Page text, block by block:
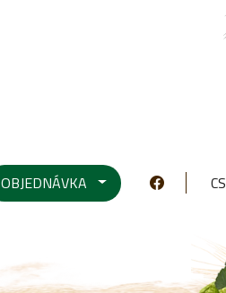
OBJEDNÁVKA CS